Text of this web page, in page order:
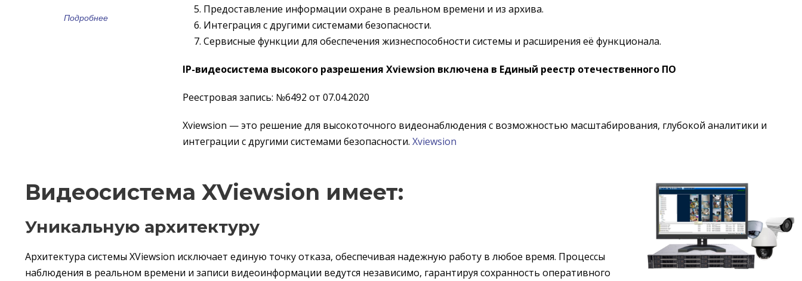
Подробнее
Предоставление информации охране в реальном времени и из архива.
Интеграция с другими системами безопасности.
Сервисные функции для обеспечения жизнеспособности системы и расширения её функционала.
IP-видеосистема высокого разрешения Xviewsion включена в Единый реестр отечественного ПО
Реестровая запись: №6492 от 07.04.2020
Xviewsion — это решение для высокоточного видеонаблюдения с возможностью масштабирования, глубокой аналитики и
интеграции с другими системами безопасности. Xviewsion
Видеосистема XViewsion имеет:
Уникальную архитектуру
Архитектура системы XViewsion исключает единую точку отказа, обеспечивая надежную работу в любое время. Процессы
наблюдения в реальном времени и записи видеоинформации ведутся независимо, гарантируя сохранность оперативного